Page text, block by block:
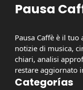
Pausa
Pausa Caffè è il
notizie di musica,
chiari, analisi
restare aggiornato
Categorías